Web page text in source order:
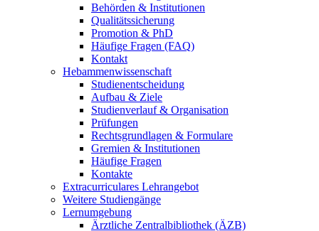
Behörden & Institutionen
Qualitätssicherung
Promotion & PhD
Häufige Fragen (FAQ)
Kontakt
Hebammenwissenschaft
Studienentscheidung
Aufbau & Ziele
Studienverlauf & Organisation
Prüfungen
Rechtsgrundlagen & Formulare
Gremien & Institutionen
Häufige Fragen
Kontakte
Extracurriculares Lehrangebot
Weitere Studiengänge
Lernumgebung
Ärztliche Zentralbibliothek (ÄZB)